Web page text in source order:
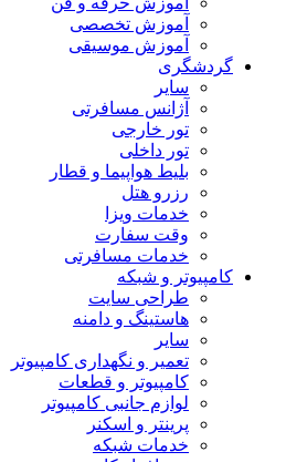
آموزش تخصصی
آموزش موسیقی
گردشگری
سایر
آژانس مسافرتی
تور خارجی
تور داخلی
بلیط هواپیما و قطار
رزرو هتل
خدمات ویزا
وقت سفارت
خدمات مسافرتی
کامپیوتر و شبکه
طراحی سایت
هاستینگ و دامنه
سایر
تعمیر و نگهداری کامپیوتر
کامپیوتر و قطعات
لوازم جانبی کامپیوتر
پرینتر و اسکنر
خدمات شبکه